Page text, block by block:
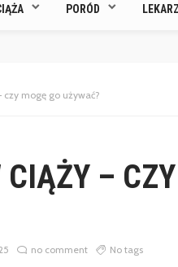
PORÓD
mogę go używać?
–
no comment No tags